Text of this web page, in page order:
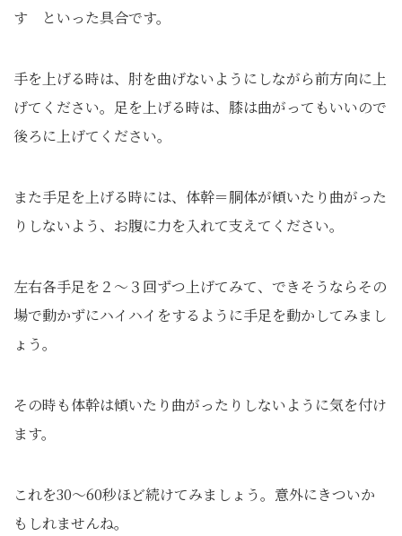
す といった具合です。
手を上げる時は、肘を曲げないようにしながら前方向に上
げてください。足を上げる時は、膝は曲がってもいいので
後ろに上げてください。
また手足を上げる時には、体幹＝胴体が傾いたり曲がった
りしないよう、お腹に力を入れて支えてください。
左右各手足を２～３回ずつ上げてみて、できそうならその
場で動かずにハイハイをするように手足を動かしてみまし
ょう。
その時も体幹は傾いたり曲がったりしないように気を付け
ます。
これを30～60秒ほど続けてみましょう。意外にきついか
もしれませんね。